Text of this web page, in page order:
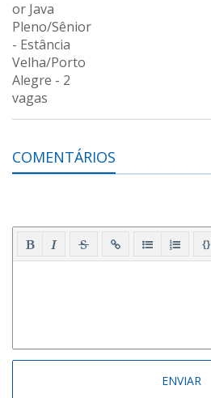
COMENTÁRIOS
{}